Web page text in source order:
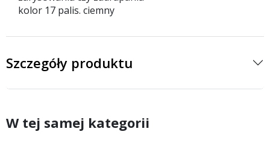
kolor 17 palis. ciemny
Szczegóły produktu
W tej samej kategorii